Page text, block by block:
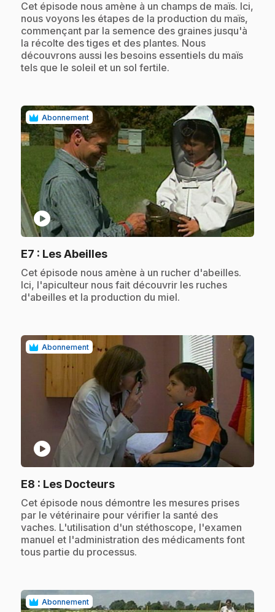
.Cet épisode nous amène à un champs de maïs. Ici,
nous voyons les étapes de la production du maïs,
commençant par la semence des graines jusqu'à
la récolte des tiges et des plantes. Nous
découvrons aussi les besoins essentiels du maïs
tels que le soleil et un sol fertile.
Abonnement
play_circle
E7 : Les Abeilles.
.Cet épisode nous amène à un rucher d'abeilles.
Ici, l'apiculteur nous fait découvrir les ruches
d'abeilles et la production du miel.
Abonnement
play_circle
E8 : Les Docteurs.
.Cet épisode nous démontre les mesures prises
par le vétérinaire pour vérifier la santé des
vaches. L'utilisation d'un stéthoscope, l'examen
manuel et l'administration des médicaments font
tous partie du processus.
Abonnement